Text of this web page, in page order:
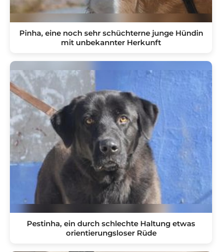
Pinha, eine noch sehr schüchterne junge Hündin
mit unbekannter Herkunft
Pestinha, ein durch schlechte Haltung etwas
orientierungsloser Rüde